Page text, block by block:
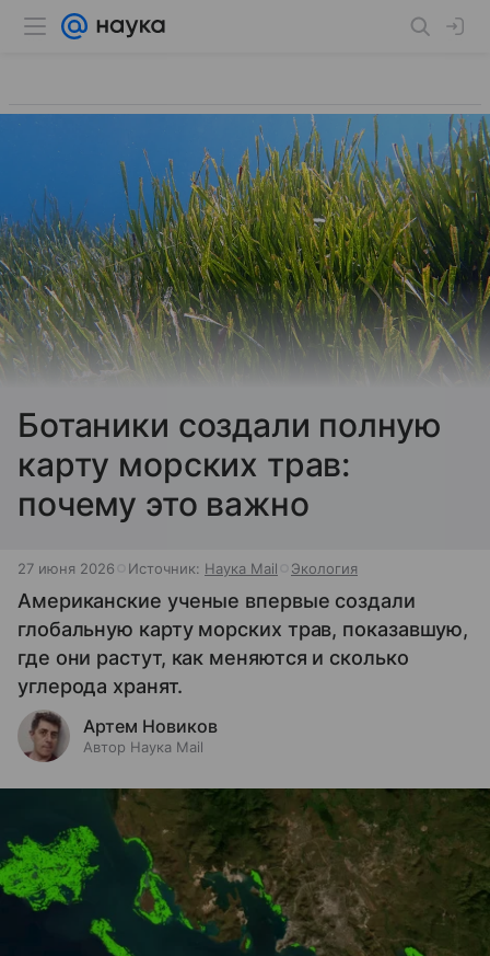
Ботаники создали полную
карту морских трав:
почему это важно
27 июня 2026 Источник: Наука Mail Экология
Американские ученые впервые создали
глобальную карту морских трав, показавшую,
где они растут, как меняются и сколько
углерода хранят.
Артем Новиков
Автор Наука Mail